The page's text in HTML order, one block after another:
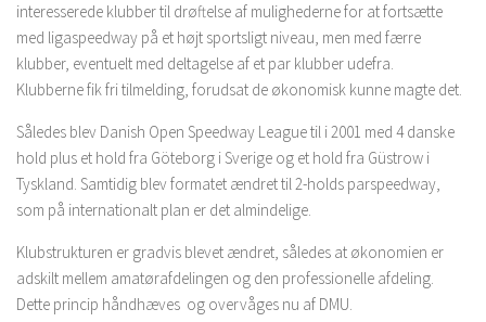
interesserede klubber til drøftelse af mulighederne for at fortsætte
med ligaspeedway på et højt sportsligt niveau, men med færre
klubber, eventuelt med deltagelse af et par klubber udefra.
Klubberne fik fri tilmelding, forudsat de økonomisk kunne magte det.
Således blev Danish Open Speedway League til i 2001 med 4 danske
hold plus et hold fra Göteborg i Sverige og et hold fra Güstrow i
Tyskland. Samtidig blev formatet ændret til 2-holds parspeedway,
som på internationalt plan er det almindelige.
Klubstrukturen er gradvis blevet ændret, således at økonomien er
adskilt mellem amatørafdelingen og den professionelle afdeling.
Dette princip håndhæves og overvåges nu af DMU.